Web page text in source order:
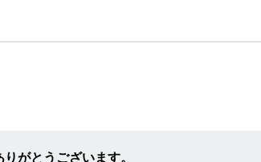
がとうございます。